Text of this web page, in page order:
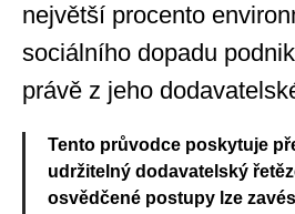
největší procento
sociálního dopadu
právě z jeho
Tento průvodce poskytuje
udržitelný dodavatelský
osvědčené postupy lze